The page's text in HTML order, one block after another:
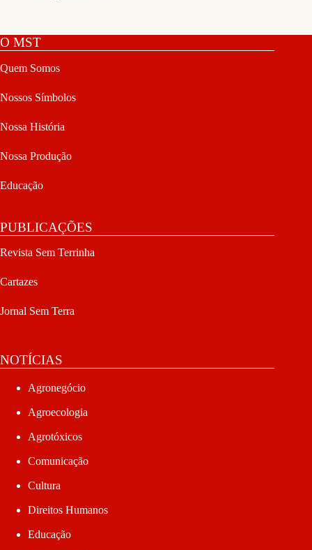
O MST
Quem Somos
Nossos Símbolos
Nossa História
Nossa Produção
Educação
PUBLICAÇÕES
Revista Sem Terrinha
Cartazes
Jornal Sem Terra
NOTÍCIAS
Agronegócio
Agroecologia
Agrotóxicos
Comunicação
Cultura
Direitos Humanos
Educação